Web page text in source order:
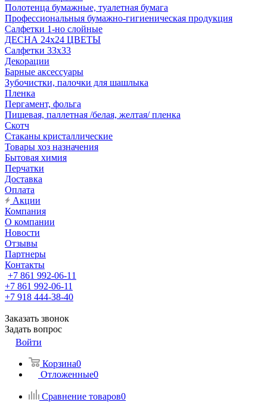
Полотенца бумажные, туалетная бумага
Профессиональныя бумажно-гигиеническая продукция
Салфетки 1-но слойные
ДЕСНА 24х24 ЦВЕТЫ
Салфетки 33х33
Декорации
Барные аксессуары
Зубочистки, палочки для шашлыка
Пленка
Пергамент, фольга
Пищевая, паллетная /белая, желтая/ пленка
Скотч
Стаканы кристаллические
Товары хоз назначения
Бытовая химия
Перчатки
Доставка
Оплата
Акции
Компания
О компании
Новости
Отзывы
Партнеры
Контакты
+7 861 992-06-11
+7 861 992-06-11
+7 918 444-38-40
Заказать звонок
Задать вопрос
Войти
Корзина0
Отложенные0
Сравнение товаров0